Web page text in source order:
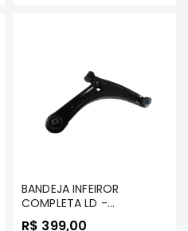
BANDEJA INFEIROR
COMPLETA LD -
OUTLANDER 2007 A 2024
R$ 399,00